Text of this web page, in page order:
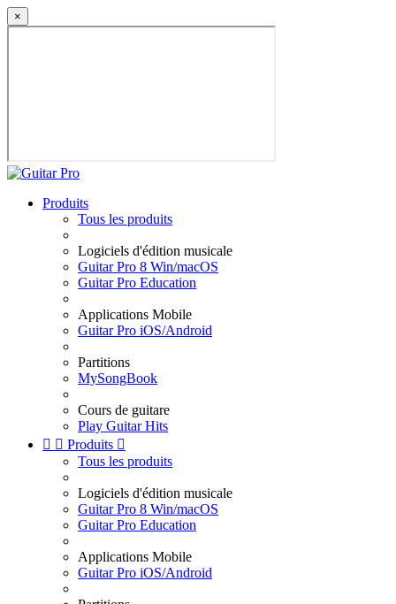
×
Produits
Tous les produits
Logiciels d'édition musicale
Guitar Pro 8 Win/macOS
Guitar Pro Education
Applications Mobile
Guitar Pro iOS/Android
Partitions
MySongBook
Cours de guitare
Play Guitar Hits
  Produits 
Tous les produits
Logiciels d'édition musicale
Guitar Pro 8 Win/macOS
Guitar Pro Education
Applications Mobile
Guitar Pro iOS/Android